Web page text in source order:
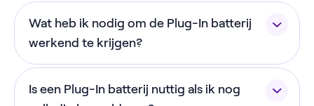
Je hebt specifiek de bijgeleverde NextEnergy P1-
meter nodig om gebruik te maken van de batterij.
Heb je al een P1-meter? Geen probleem! Onze P1-
Wat heb ik nodig om de Plug-In batterij
werkend te krijgen?
Voor de installatie van de batterij heb je het
volgende nodig:
Is een Plug-In batterij nuttig als ik nog